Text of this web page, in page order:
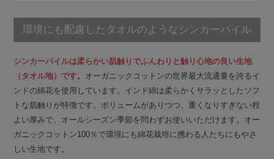
環境にも配慮したタオルのようなシンカーパイル
シンカーパイルは柔らかい肌触りでふんわりと触り心地の良い生地
（タオル地）です。 オーガニックコットンの世界最大流通量を誇るイ
ンドの綿花を使用しています。インド綿は柔らかくサラッとしたソフ
トな肌触りが特徴です。ボリュームがありつつ、重くなりすぎない程
よい厚みで、オールシーズン季節を問わずお使いいただけます。オー
ガニックコットン100％で環境にも綿花栽培に携わる人たちにもやさ
しい生地です。